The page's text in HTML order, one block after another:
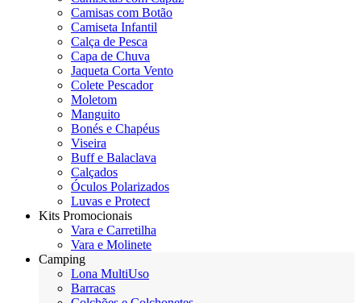
Camisas com Botão
Camiseta Infantil
Calça de Pesca
Capa de Chuva
Jaqueta Corta Vento
Colete Pescador
Moletom
Manguito
Bonés e Chapéus
Viseira
Buff e Balaclava
Calçados
Óculos Polarizados
Luvas e Protect
Kits Promocionais
Vara e Carretilha
Vara e Molinete
Camping
Lona MultiUso
Barracas